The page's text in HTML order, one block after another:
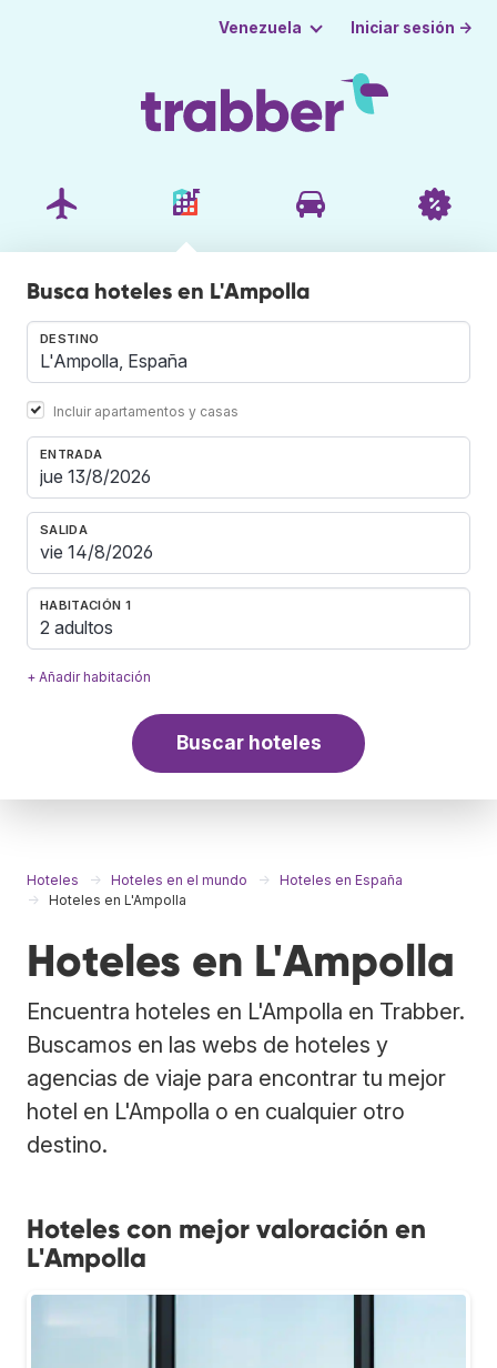
Venezuela Iniciar sesión →
Busca hoteles en L'Ampolla
DESTINO
Incluir apartamentos y casas
ENTRADA
SALIDA
HABITACIÓN 1
2 adultos
+ Añadir habitación
Buscar hoteles
Hoteles Hoteles en el mundo
Hoteles en España
Hoteles en L'Ampolla
Hoteles en L'Ampolla
Encuentra hoteles en L'Ampolla en Trabber.
Buscamos en las webs de hoteles y
agencias de viaje para encontrar tu mejor
hotel en L'Ampolla o en cualquier otro
destino.
Hoteles con mejor valoración en
L'Ampolla